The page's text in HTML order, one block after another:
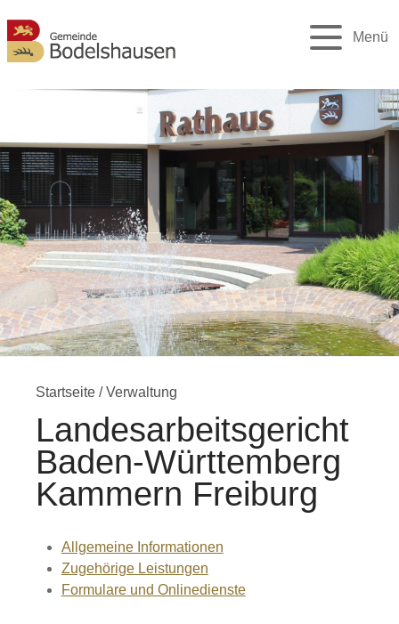
Menü
Startseite /Verwaltung
Landesarbeitsgericht
Baden-Württemberg
Kammern Freiburg
Allgemeine Informationen
Zugehörige Leistungen
Formulare und Onlinedienste